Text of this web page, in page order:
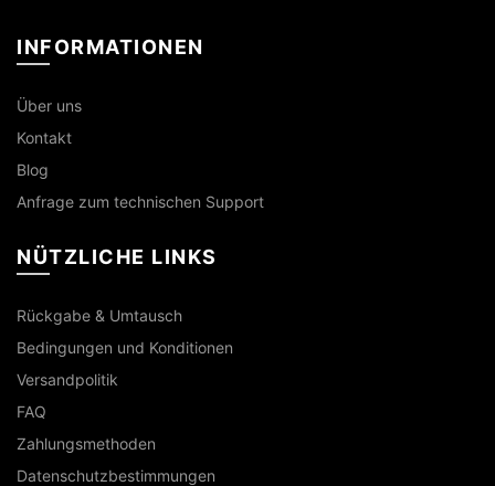
INFORMATIONEN
Über uns
Kontakt
Blog
Anfrage zum technischen Support
NÜTZLICHE LINKS
Rückgabe & Umtausch
Bedingungen und Konditionen
Versandpolitik
FAQ
Zahlungsmethoden
Datenschutzbestimmungen